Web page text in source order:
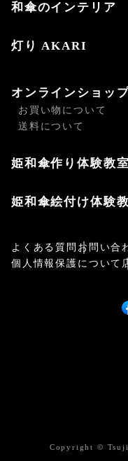
和傘のインテリア
灯り AKARI
オンラインショッ
お買い物について
送料について
姫和傘作り体験教室
姫和傘絵付け体験
よくある質問 お問い合
個人情報保護について
Copyright ©